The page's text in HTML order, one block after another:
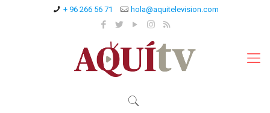
+ 96 266 56 71 hola@aquitelevision.com